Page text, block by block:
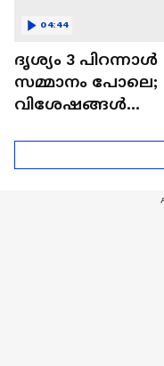
ദൃശ്യം 3 പിറന്നാൾ
സമ്മാനം പോലെ;
വിശേഷങ്ങൾ
04:44